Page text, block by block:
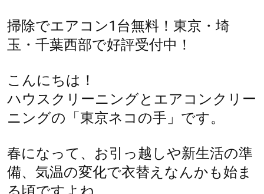
掃除でエアコン1台無料！東京・埼
玉・千葉西部で好評受付中！
こんにちは！
ハウスクリーニングとエアコンクリー
ニングの「東京ネコの手」です。
春になって、お引っ越しや新生活の準
備、気温の変化で衣替えなんかも始ま